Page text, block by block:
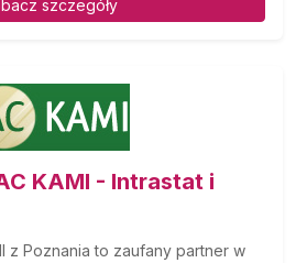
szczegóły
KAMI - Intrastat i
z Poznania to zaufany partner w